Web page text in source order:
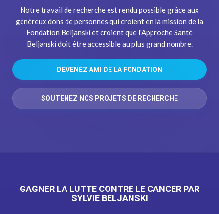
Notre travail de recherche est rendu possible grâce aux
généreux dons de personnes qui croient en la mission de la
Fondation Beljanski et croient que l'Approche Santé
Beljanski doit être accessible au plus grand nombre.
DEVENEZ AMI DE LA FONDATION
SOUTENEZ NOS PROJETS DE RECHERCHE
GAGNER LA LUTTE CONTRE LE CANCER PAR
SYLVIE BELJANSKI